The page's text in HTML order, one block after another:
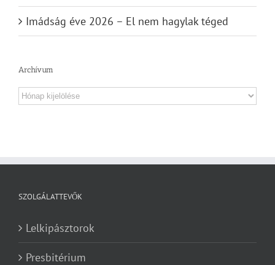
Imádság éve 2026 – El nem hagylak téged
Archívum
Archívum
SZOLGÁLATTEVŐK
Lelkipásztorok
Presbitérium